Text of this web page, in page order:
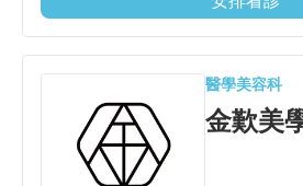
醫學美容科
金歎美